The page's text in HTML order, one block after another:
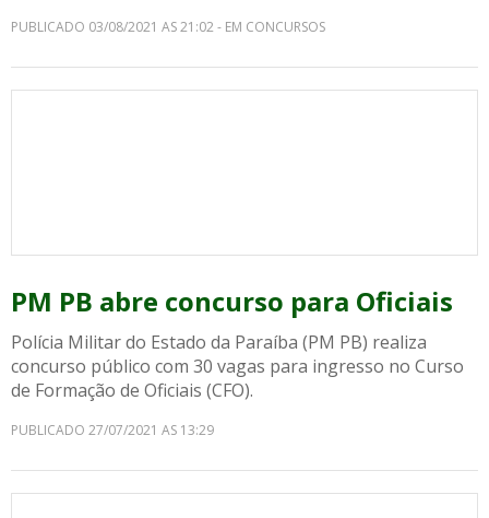
PUBLICADO 03/08/2021 AS 21:02 - EM CONCURSOS
PM PB abre concurso para Oficiais
Polícia Militar do Estado da Paraíba (PM PB) realiza
concurso público com 30 vagas para ingresso no Curso
de Formação de Oficiais (CFO).
PUBLICADO 27/07/2021 AS 13:29